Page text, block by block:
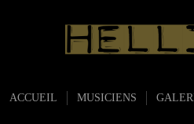
ACCUEIL MUSICIENS